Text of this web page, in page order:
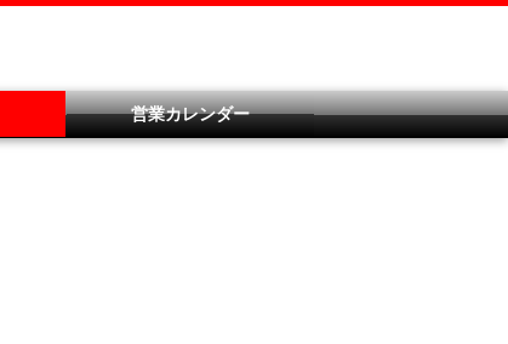
営業カレンダー